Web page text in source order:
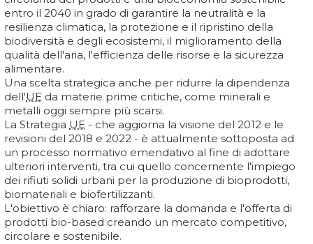
entro il 2040 in grado di garantire la neutralità e la
resilienza climatica, la protezione e il ripristino della
biodiversità e degli ecosistemi, il miglioramento della
qualità dell'aria, l'efficienza delle risorse e la sicurezza
alimentare.
Una scelta strategica anche per ridurre la dipendenza
dell'UE da materie prime critiche, come minerali e
metalli oggi sempre più scarsi.
La Strategia UE - che aggiorna la visione del 2012 e le
revisioni del 2018 e 2022 - è attualmente sottoposta ad
un processo normativo emendativo al fine di adottare
ulteriori interventi, tra cui quello concernente l'impiego
dei rifiuti solidi urbani per la produzione di bioprodotti,
biomateriali e biofertilizzanti.
L'obiettivo è chiaro: rafforzare la domanda e l'offerta di
prodotti bio-based creando un mercato competitivo,
circolare e sostenibile.